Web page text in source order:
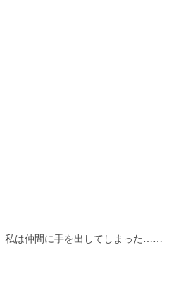
私は仲間に手を出してしまった……